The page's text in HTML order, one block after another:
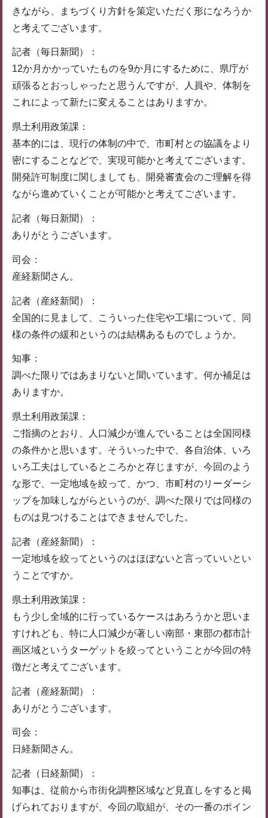
きながら、まちづくり方針を策定いただく形になろうか
と考えてございます。
記者（毎日新聞）：
12か月かかっていたものを9か月にするために、県庁が
頑張るとおっしゃったと思うんですが、人員や、体制を
これによって新たに変えることはありますか。
県土利用政策課：
基本的には、現行の体制の中で、市町村との協議をより
密にすることなどで、実現可能かと考えてございます。
開発許可制度に関しましても、開発審査会のご理解を得
ながら進めていくことが可能かと考えてございます。
記者（毎日新聞）：
ありがとうございます。
司会：
産経新聞さん。
記者（産経新聞）：
全国的に見まして、こういった住宅や工場について、同
様の条件の緩和というのは結構あるものでしょうか。
知事：
調べた限りではあまりないと聞いています。何か補足は
ありますか。
県土利用政策課：
ご指摘のとおり、人口減少が進んでいることは全国同様
の条件かと思います。そういった中で、各自治体、いろ
いろ工夫はしているところかと存じますが、今回のよう
な形で、一定地域を絞って、かつ、市町村のリーダーシ
ップを加味しながらというのが、調べた限りでは同様の
ものは見つけることはできませんでした。
記者（産経新聞）：
一定地域を絞ってというのはほぼないと言っていいとい
うことですか。
県土利用政策課：
もう少し全域的に行っているケースはあろうかと思いま
すけれども、特に人口減少が著しい南部・東部の都市計
画区域というターゲットを絞ってということが今回の特
徴だと考えてございます。
記者（産経新聞）：
ありがとうございます。
司会：
日経新聞さん。
記者（日経新聞）：
知事は、従前から市街化調整区域など見直しをすると掲
げられておりますが、今回の取組が、その一番のポイン